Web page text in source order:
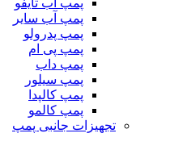
پمپ آب تایفو
پمپ آب سایر
پمپ پدرولو
پمپ پی ام
پمپ داب
پمپ سیلور
پمپ کالپدا
پمپ کالمو
تجهیزات جانبی پمپ